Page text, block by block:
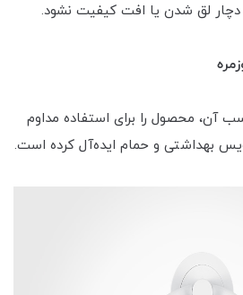
لق شدن یا افت کیفیت نشود.
آن، محصول را برای استفاده مداوم
بهداشتی و حمام ایده‌آل کرده است.